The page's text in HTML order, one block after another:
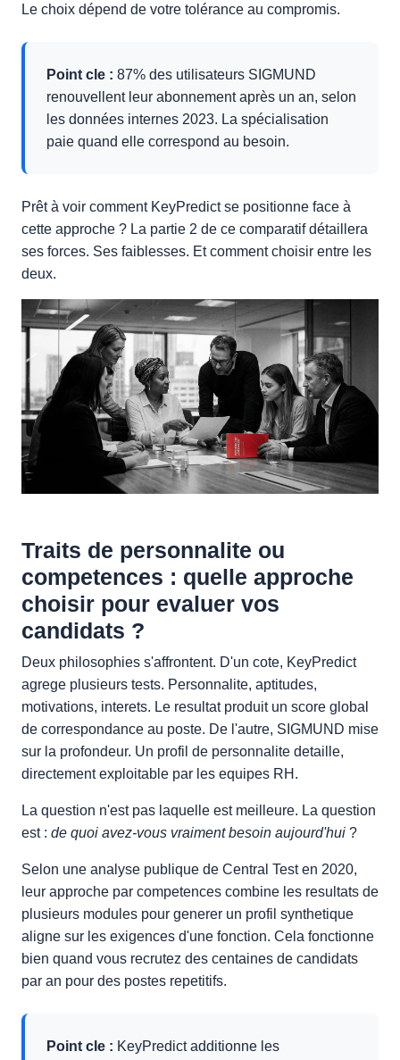
Le choix dépend de votre tolérance au compromis.
Point cle : 87% des utilisateurs SIGMUND
renouvellent leur abonnement après un an, selon
les données internes 2023. La spécialisation
paie quand elle correspond au besoin.
Prêt à voir comment KeyPredict se positionne face à
cette approche ? La partie 2 de ce comparatif détaillera
ses forces. Ses faiblesses. Et comment choisir entre les
deux.
Traits de personnalite ou
competences : quelle approche
choisir pour evaluer vos
candidats ?
Deux philosophies s'affrontent. D'un cote, KeyPredict
agrege plusieurs tests. Personnalite, aptitudes,
motivations, interets. Le resultat produit un score global
de correspondance au poste. De l'autre, SIGMUND mise
sur la profondeur. Un profil de personnalite detaille,
directement exploitable par les equipes RH.
La question n'est pas laquelle est meilleure. La question
est : de quoi avez-vous vraiment besoin aujourd'hui ?
Selon une analyse publique de Central Test en 2020,
leur approche par competences combine les resultats de
plusieurs modules pour generer un profil synthetique
aligne sur les exigences d'une fonction. Cela fonctionne
bien quand vous recrutez des centaines de candidats
par an pour des postes repetitifs.
Point cle : KeyPredict additionne les